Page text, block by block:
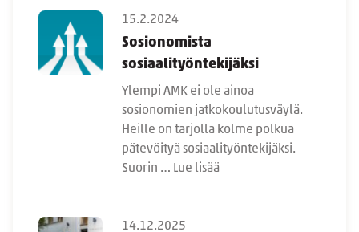
15.2.2024
Sosionomista
sosiaalityöntekijäksi
Ylempi AMK ei ole ainoa
sosionomien jatkokoulutusväylä.
Heille on tarjolla kolme polkua
pätevöityä sosiaalityöntekijäksi.
Suorin … Lue lisää
14.12.2025